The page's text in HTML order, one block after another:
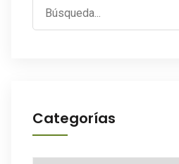
for:
Categorías